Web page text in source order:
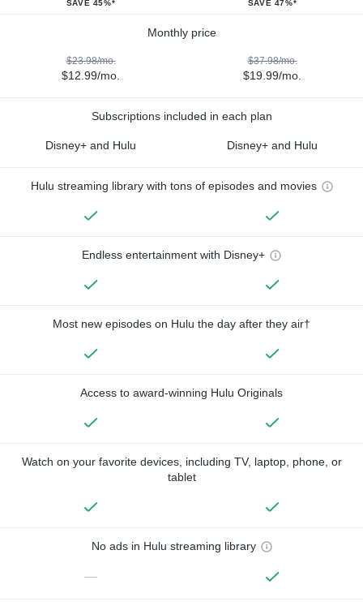
SAVE 45%* SAVE 47%*
Monthly price
$23.98/mo.
$12.99/mo.
$37.98/mo.
$19.99/mo.
Subscriptions included in each plan
Disney+ and Hulu Disney+ and Hulu
Hulu streaming library with tons of episodes and movies
Endless entertainment with Disney+
Most new episodes on Hulu the day after they air†
Access to award-winning Hulu Originals
Watch on your favorite devices, including TV, laptop, phone, or
tablet
No ads in Hulu streaming library
—